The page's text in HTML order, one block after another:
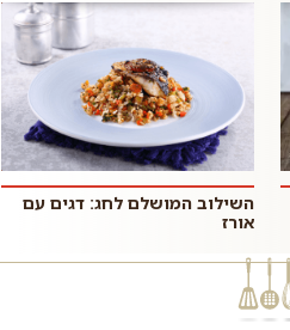
השילוב המושלם לחג: דגים עם
אורז